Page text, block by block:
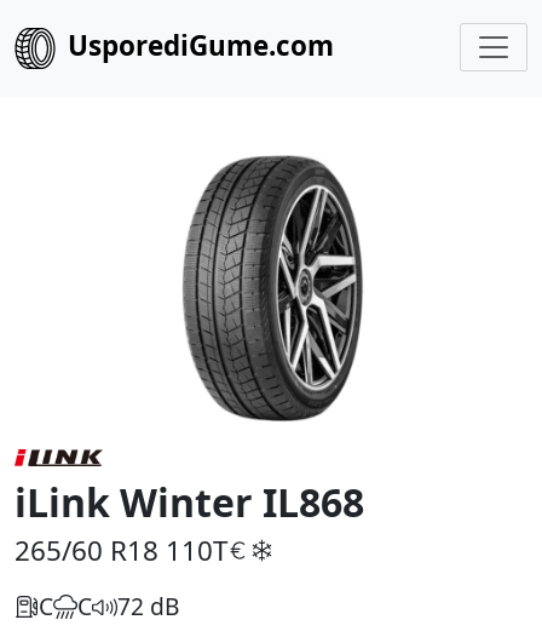
UsporediGume.com
iLink Winter IL868
265/60 R18 110T
C C 72 dB